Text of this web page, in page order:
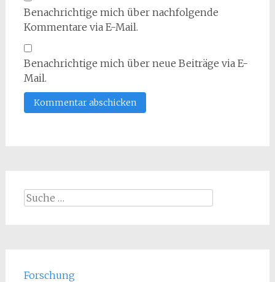
Benachrichtige mich über nachfolgende
Kommentare via E-Mail.
Benachrichtige mich über neue Beiträge via E-
Mail.
Suche
Forschung